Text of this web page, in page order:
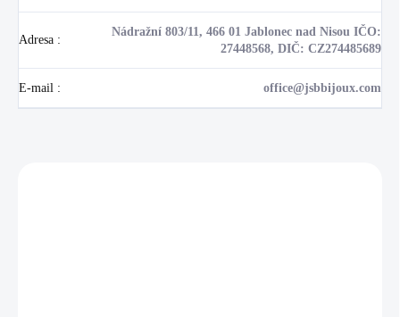
Adresa :
Nádražní 803/11, 466 01 Jablonec nad Nisou IČO:
27448568, DIČ: CZ274485689
E-mail : office@jsbbijoux.com